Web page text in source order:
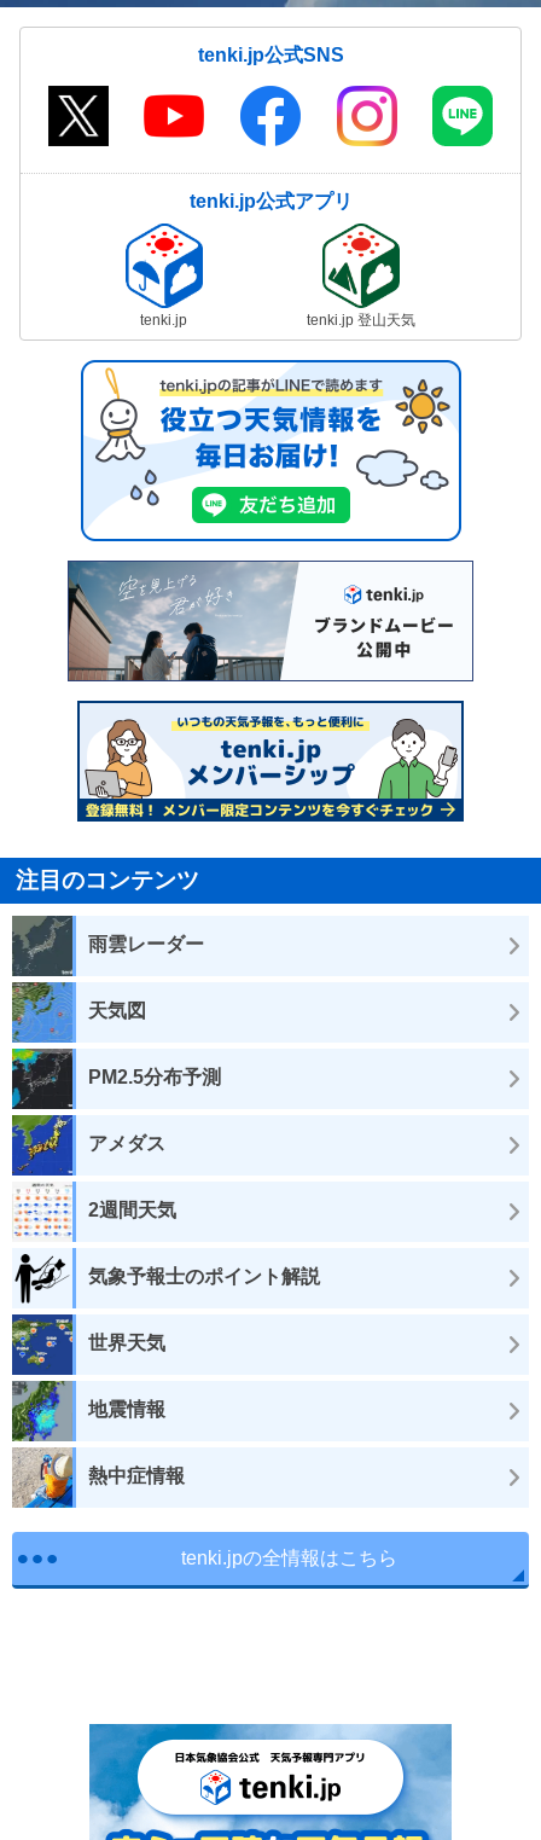
tenki.jp公式SNS
tenki.jp公式アプリ
tenki.jp tenki.jp 登山天気
注目のコンテンツ
雨雲レーダー
天気図
PM2.5分布予測
アメダス
2週間天気
気象予報士のポイント解説
世界天気
地震情報
熱中症情報
tenki.jpの全情報はこちら